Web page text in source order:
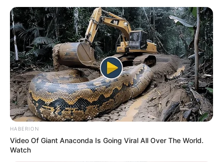
HABERION
Video Of Giant Anaconda Is Going Viral All Over The World.
Watch